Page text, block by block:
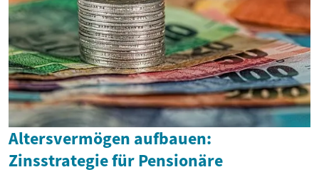
Altersvermögen aufbauen:
Zinsstrategie für Pensionäre